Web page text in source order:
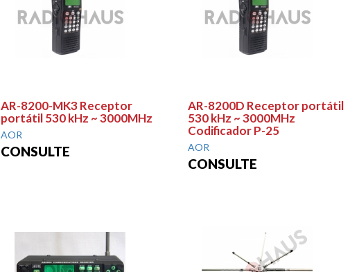
AR-8200-MK3 Receptor
portátil 530 kHz ~ 3000MHz
AOR
CONSULTE
AR-8200D Receptor portátil
530 kHz ~ 3000MHz
Codificador P-25
AOR
CONSULTE